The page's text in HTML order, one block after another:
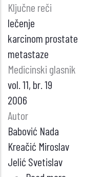
Ključne reči
lečenje
karcinom prostate
metastaze
Medicinski glasnik
vol. 11, br. 19
2006
Autor
Babović Nada
Kreačić Miroslav
Jelić Svetislav